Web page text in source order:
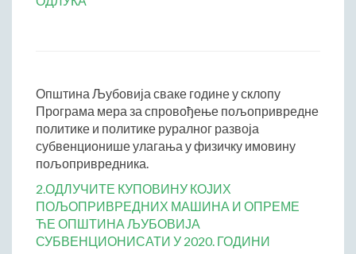
Општи и просторни положај подручја општине
Развој и просторни размештај привреде
Пољопривреда
Шумарство
Грађевинарство
Занатство
Саобраћај и везе
Општина Љубовија сваке године у склопу
Програма мера за спровођење пољопривредне
политике и политике руралног развоја
субвенционише улагања у физичку имовину
пољопривредника.
2.ОДЛУЧИТЕ КУПОВИНУ КОЈИХ
ПОЉОПРИВРЕДНИХ МАШИНА И ОПРЕМЕ
ЋЕ ОПШТИНА ЉУБОВИЈА
СУБВЕНЦИОНИСАТИ У 2020. ГОДИНИ